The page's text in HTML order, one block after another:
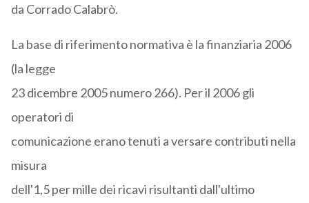
da Corrado Calabrò.
La base di riferimento normativa è la finanziaria 2006
(la legge
23 dicembre 2005 numero 266). Per il 2006 gli
operatori di
comunicazione erano tenuti a versare contributi nella
misura
dell'1,5 per mille dei ricavi risultanti dall'ultimo